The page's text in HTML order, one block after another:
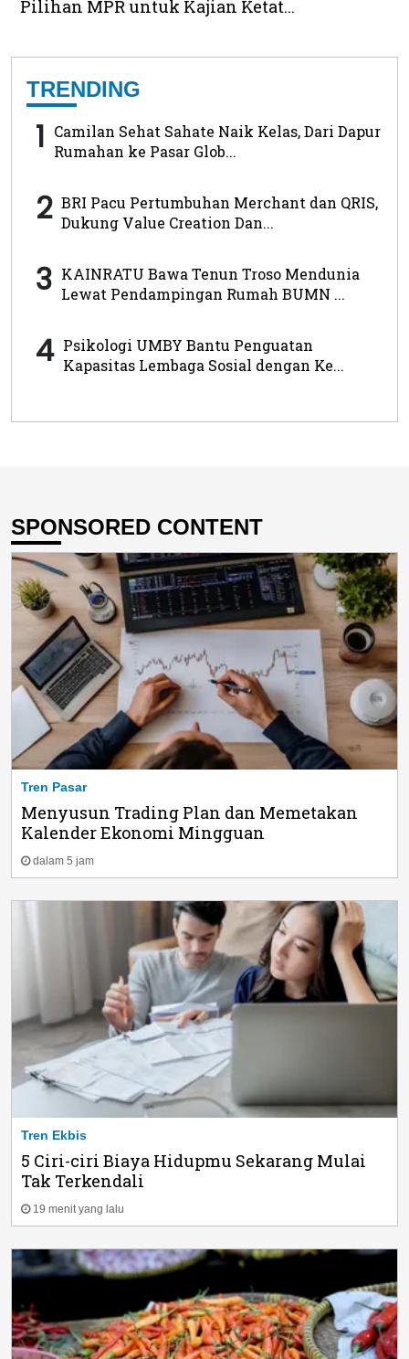
Pilihan MPR untuk Kajian Ketat...
TRENDING
1 Camilan Sehat Sahate Naik Kelas, Dari Dapur
Rumahan ke Pasar Glob...
2 BRI Pacu Pertumbuhan Merchant dan QRIS,
Dukung Value Creation Dan...
3 KAINRATU Bawa Tenun Troso Mendunia
Lewat Pendampingan Rumah BUMN ...
4 Psikologi UMBY Bantu Penguatan
Kapasitas Lembaga Sosial dengan Ke...
SPONSORED CONTENT
Tren Pasar
Menyusun Trading Plan dan Memetakan
Kalender Ekonomi Mingguan
dalam 5 jam
Tren Ekbis
5 Ciri-ciri Biaya Hidupmu Sekarang Mulai
Tak Terkendali
19 menit yang lalu